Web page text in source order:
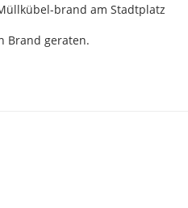
brand am Stadtplatz
Brand geraten.